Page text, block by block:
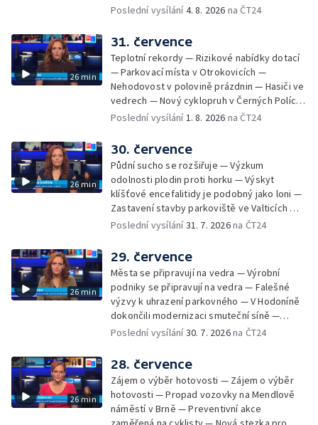
— Přestavba silnice přes Bzenec na
Zašové — Letní opravy divadel — Český hlas
ve vesmíru
Poslední vysílání4. 8. 2026 na ČT24
26 min
31. července
Teplotní rekordy — Rizikové nabídky dotací
— Parkovací místa v Otrokovicích —
Nehodovost v polovině prázdnin — Hasiči ve
vedrech — Nový cyklopruh v Černých Polích
— Květinová výstava ve Věžkách
Poslední vysílání1. 8. 2026 na ČT24
26 min
30. července
Půdní sucho se rozšiřuje — Výzkum
odolnosti plodin proti horku — Výskyt
klíšťové encefalitidy je podobný jako loni —
Zastavení stavby parkoviště ve Valticích —
Spor o lokalitu lesa v Rožnově pod
organismus — Kybernetický incident na
Masarykově univerzitě — Slavnostní
vyřazení absolventů Univerzity obran —
Letní kurzy umění pro mladé — Mobilní
kurníky pomáhají na poli
Poslední vysílání31. 7. 2026na ČT24
26 min
29. července
Města se připravují na vedra — Výrobní
podniky se připravují na vedra — Falešné
výzvy k uhrazení parkovného — V Hodoníně
dokončili modernizaci smuteční síně —
Chybějící toalety u dětských hřišť —
bývalého nákupního domu Letná — Končí 52.
ročník Letní filmové školy — 3. ročník
komunitní akce Stůl ve středu — Cesta na
podporu paliativní péče
Poslední vysílání30. 7. 2026na ČT24
26 min
28. července
Zájem o výběr hotovosti — Zájem o výběr
hotovosti — Propad vozovky na Mendlově
náměstí v Brně — Preventivní akce